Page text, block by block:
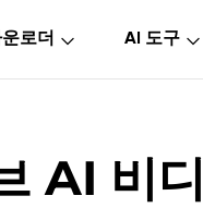
로더 AI 도구
AI 비